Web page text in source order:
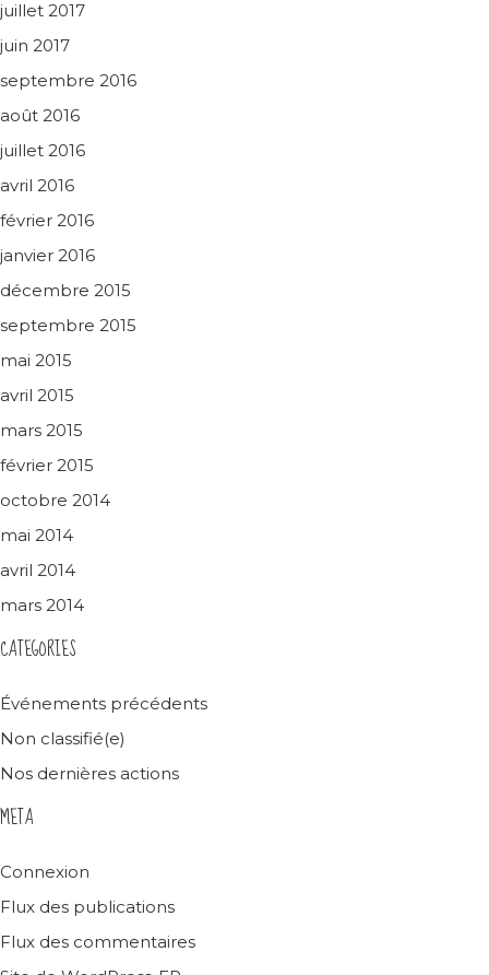
juillet 2017
juin 2017
septembre 2016
août 2016
juillet 2016
avril 2016
février 2016
janvier 2016
décembre 2015
septembre 2015
mai 2015
avril 2015
mars 2015
février 2015
octobre 2014
mai 2014
avril 2014
mars 2014
CATEGORIES
Événements précédents
Non classifié(e)
Nos dernières actions
META
Connexion
Flux des publications
Flux des commentaires